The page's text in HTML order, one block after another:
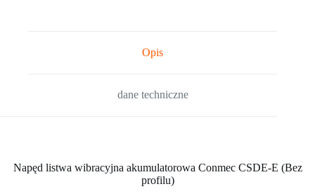
Opis
dane techniczne
Napęd listwa wibracyjna akumulatorowa Conmec CSDE-E (Bez
profilu)